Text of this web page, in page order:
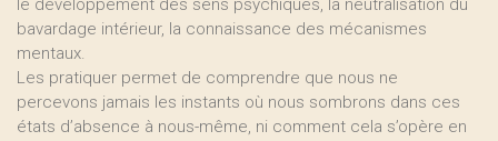
le développement des sens psychiques, la neutralisation du
bavardage intérieur, la connaissance des mécanismes
mentaux.
Les pratiquer permet de comprendre que nous ne
percevons jamais les instants où nous sombrons dans ces
états d’absence à nous-même, ni comment cela s’opère en